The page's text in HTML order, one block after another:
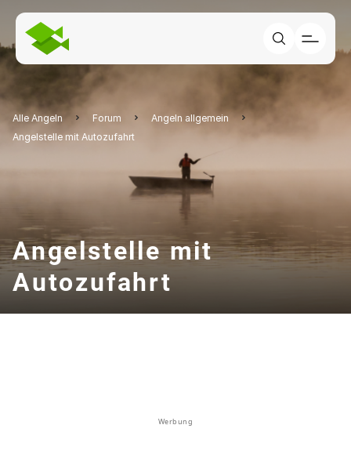
Alle Angeln Forum
Angeln allgemein
Angelstelle mit Autozufahrt
Angelstelle mit
Autozufahrt
Werbung